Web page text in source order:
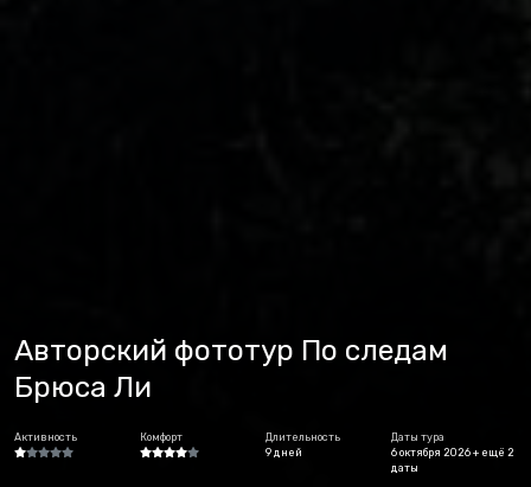
Авторский фототур По следам
Брюса Ли
Активность Комфорт
Длительность
9 дней
Даты тура
6 октября 2026 + ещё 2
даты